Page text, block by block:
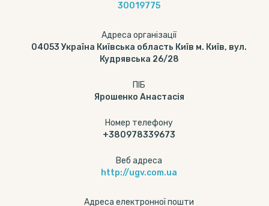
30019775
Адреса організації
04053 Україна Київська область Київ м. Київ, вул.
Кудрявська 26/28
ПІБ
Ярошенко Анастасія
Номер телефону
+380978339673
Веб адреса
http://ugv.com.ua
Адреса електронної пошти